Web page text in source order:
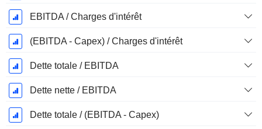
EBITDA / Charges d'intérêt
(EBITDA - Capex) / Charges d'intérêt
Dette totale / EBITDA
Dette nette / EBITDA
Dette totale / (EBITDA - Capex)